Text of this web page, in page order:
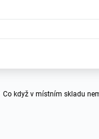
Co když v místním skladu